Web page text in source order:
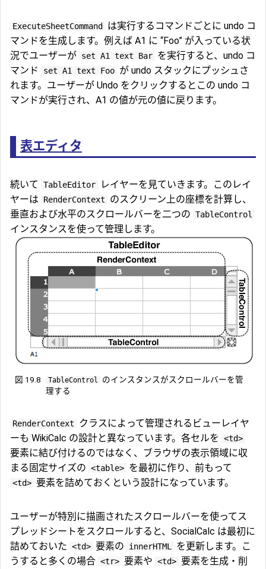
ExecuteSheetCommand
は実行するコマンドごとに undo コ
マンドを生成します。例えば A1 に “Foo” が入っている状
況でユーザーが set A1 text Bar を実行すると、undo コ
マンド
set A1 text Foo が undo スタックにプッシュさ
れます。ユーザーが Undo をクリックするとこの undo コ
マンドが実行され、A1 の値が元の値に戻ります。
表エディタ
続いて TableEditor
レイヤーを見ていきます。このレイ
ヤーは
RenderContext
のスクリーン上の座標を計算し、
垂直および水平のスクロールバーを二つの TableControl
インスタンスを使って管理します。
図 19.8 TableControl
のインスタンスがスクロールバーを管
理する
RenderContext
クラスによって管理されるビューレイヤ
ーも WikiCalc の設計と異なっています。各セルを
<td>
要素に結び付けるのではなく、ブラウザの表示領域に収
まる固定サイズの <table> を最初に作り、前もって
<td> 要素を詰めておくという設計になっています。
ユーザーが特別に描画されたスクロールバーを使ってス
プレッドシートをスクロールすると、SocialCalc は最初に
詰めておいた <td> 要素の innerHTML を更新します。こ
うすると多くの場合 <tr> 要素や <td> 要素を生成・削